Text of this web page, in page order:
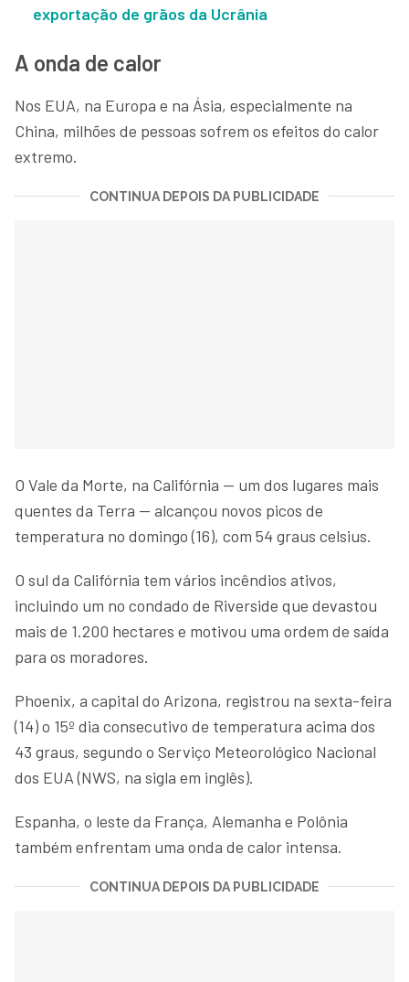
exportação de grãos da Ucrânia
A onda de calor
Nos EUA, na Europa e na Ásia, especialmente na
China, milhões de pessoas sofrem os efeitos do calor
extremo.
CONTINUA DEPOIS DA PUBLICIDADE
O Vale da Morte, na Califórnia — um dos lugares mais
quentes da Terra — alcançou novos picos de
temperatura no domingo (16), com 54 graus celsius.
O sul da Califórnia tem vários incêndios ativos,
incluindo um no condado de Riverside que devastou
mais de 1.200 hectares e motivou uma ordem de saída
para os moradores.
Phoenix, a capital do Arizona, registrou na sexta-feira
(14) o 15º dia consecutivo de temperatura acima dos
43 graus, segundo o Serviço Meteorológico Nacional
dos EUA (NWS, na sigla em inglês).
Espanha, o leste da França, Alemanha e Polônia
também enfrentam uma onda de calor intensa.
CONTINUA DEPOIS DA PUBLICIDADE